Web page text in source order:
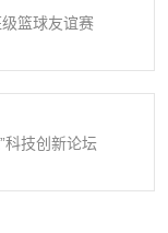
篮球友谊赛
科技创新论坛